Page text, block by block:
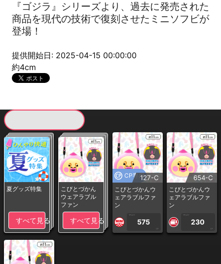
『ゴジラ』シリーズより、過去に発売された
商品を現代の技術で復刻させたミニソフビが
登場！
提供開始日: 2025-04-15 00:00:00
約4cm
夏グッズ特集
すべて見る
こびとづかん
ウェアラブル
ファン
すべて見る
CP専用127-C
こびとづかんウ
ェアラブルファ
ン
1PLAY
575
CP
654-C
こびとづかんウ
ェアラブルファ
ン
1PLAY
230
CP